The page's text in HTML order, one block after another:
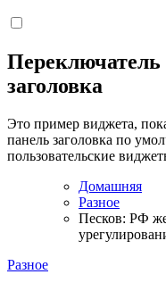
Переключатель
заголовка
Это пример виджета,
панель заголовка по
пользовательские
Домашняя
Разное
Песков: РФ
Разное